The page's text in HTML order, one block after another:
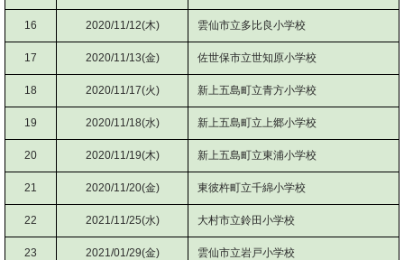
16 2020/11/12(木) 雲仙市立多比良小学校
17 2020/11/13(金) 佐世保市立世知原小学校
18 2020/11/17(火) 新上五島町立青方小学校
19 2020/11/18(水) 新上五島町立上郷小学校
20 2020/11/19(木) 新上五島町立東浦小学校
21 2020/11/20(金) 東彼杵町立千綿小学校
22 2021/11/25(水) 大村市立鈴田小学校
23 2021/01/29(金) 雲仙市立岩戸小学校